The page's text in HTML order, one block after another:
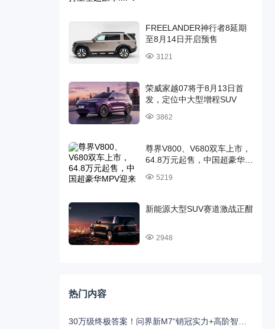
FREELANDER神行者8延期
至8月14日开启预售
3121
荣威家越07将于8月13日首
发，定位中大型增程SUV
3862
尊界V800、V680双车上市，
64.8万元起售，中国超豪华
5219
新能源大型SUV赛道激战正酣
2948
热门内容